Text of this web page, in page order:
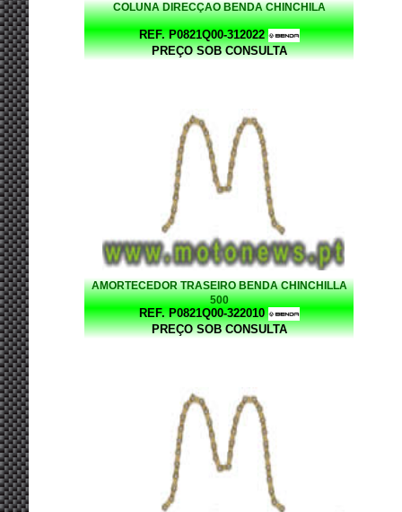
COLUNA DIRECÇAO BENDA CHINCHILA
REF. P0821Q00-312022
PREÇO SOB CONSULTA
AMORTECEDOR TRASEIRO BENDA CHINCHILLA
500
REF. P0821Q00-322010
PREÇO SOB CONSULTA